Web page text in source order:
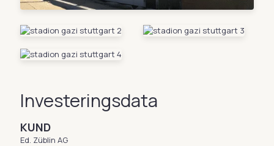
Investeringsdata
KUND
Ed. Züblin AG